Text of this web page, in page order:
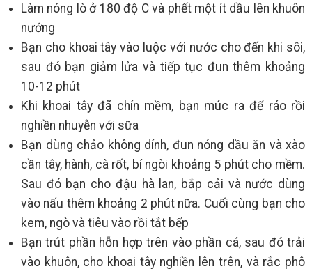
Làm nóng lò ở 180 độ C và phết một ít dầu lên khuôn
nướng
Bạn cho khoai tây vào luộc với nước cho đến khi sôi,
sau đó bạn giảm lửa và tiếp tục đun thêm khoảng
10-12 phút
Khi khoai tây đã chín mềm, bạn múc ra để ráo rồi
nghiền nhuyễn với sữa
Bạn dùng chảo không dính, đun nóng dầu ăn và xào
cần tây, hành, cà rốt, bí ngòi khoảng 5 phút cho mềm.
Sau đó bạn cho đậu hà lan, bắp cải và nước dùng
vào nấu thêm khoảng 2 phút nữa. Cuối cùng bạn cho
kem, ngò và tiêu vào rồi tắt bếp
Bạn trút phần hỗn hợp trên vào phần cá, sau đó trải
vào khuôn, cho khoai tây nghiền lên trên, và rắc phô